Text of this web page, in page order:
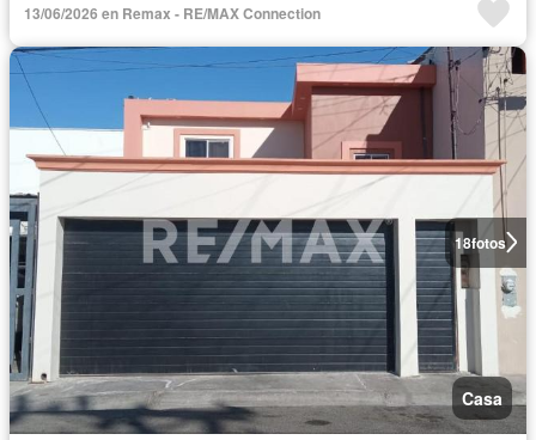
13/06/2026 en Remax - RE/MAX Connection
18fotos
Casa